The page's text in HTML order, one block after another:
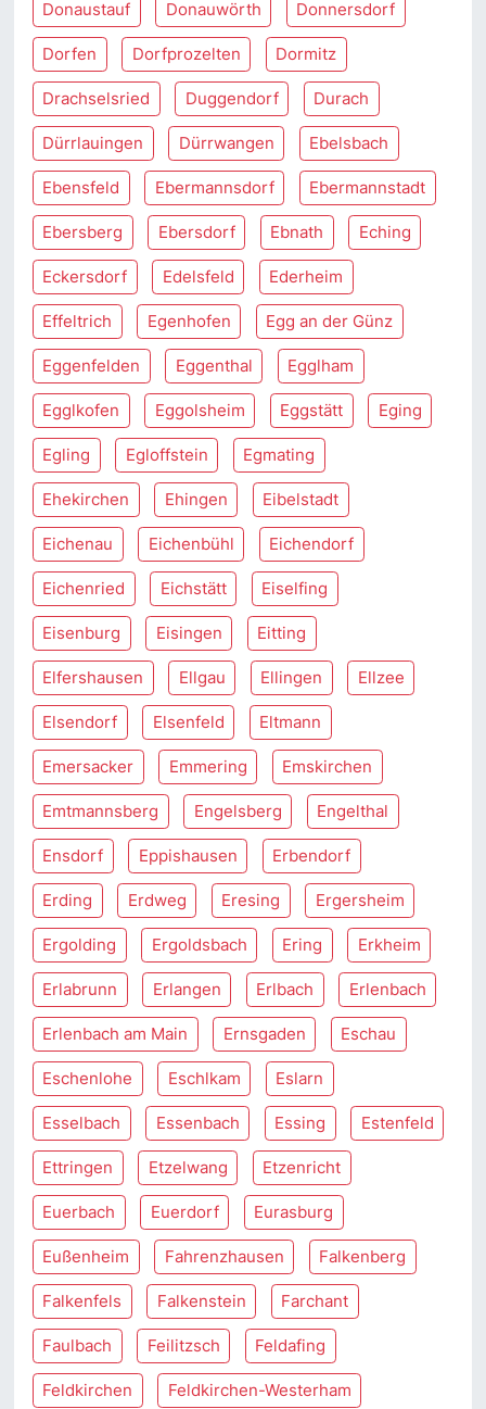
Donaustauf Donauwörth Donnersdorf
Dorfen Dorfprozelten Dormitz
Drachselsried Duggendorf Durach
Dürrlauingen Dürrwangen Ebelsbach
Ebensfeld Ebermannsdorf Ebermannstadt
Ebersberg Ebersdorf Ebnath Eching
Eckersdorf Edelsfeld Ederheim
Effeltrich Egenhofen Egg an der Günz
Eggenfelden Eggenthal Egglham
Egglkofen Eggolsheim Eggstätt Eging
Egling Egloffstein Egmating
Ehekirchen Ehingen Eibelstadt
Eichenau Eichenbühl Eichendorf
Eichenried Eichstätt Eiselfing
Eisenburg Eisingen Eitting
Elfershausen Ellgau Ellingen Ellzee
Elsendorf Elsenfeld Eltmann
Emersacker Emmering Emskirchen
Emtmannsberg Engelsberg Engelthal
Ensdorf Eppishausen Erbendorf
Erding Erdweg Eresing Ergersheim
Ergolding Ergoldsbach Ering Erkheim
Erlabrunn Erlangen Erlbach Erlenbach
Erlenbach am Main Ernsgaden Eschau
Eschenlohe Eschlkam Eslarn
Esselbach Essenbach Essing Estenfeld
Ettringen Etzelwang Etzenricht
Euerbach Euerdorf Eurasburg
Eußenheim Fahrenzhausen Falkenberg
Falkenfels Falkenstein Farchant
Faulbach Feilitzsch Feldafing
Feldkirchen Feldkirchen-Westerham